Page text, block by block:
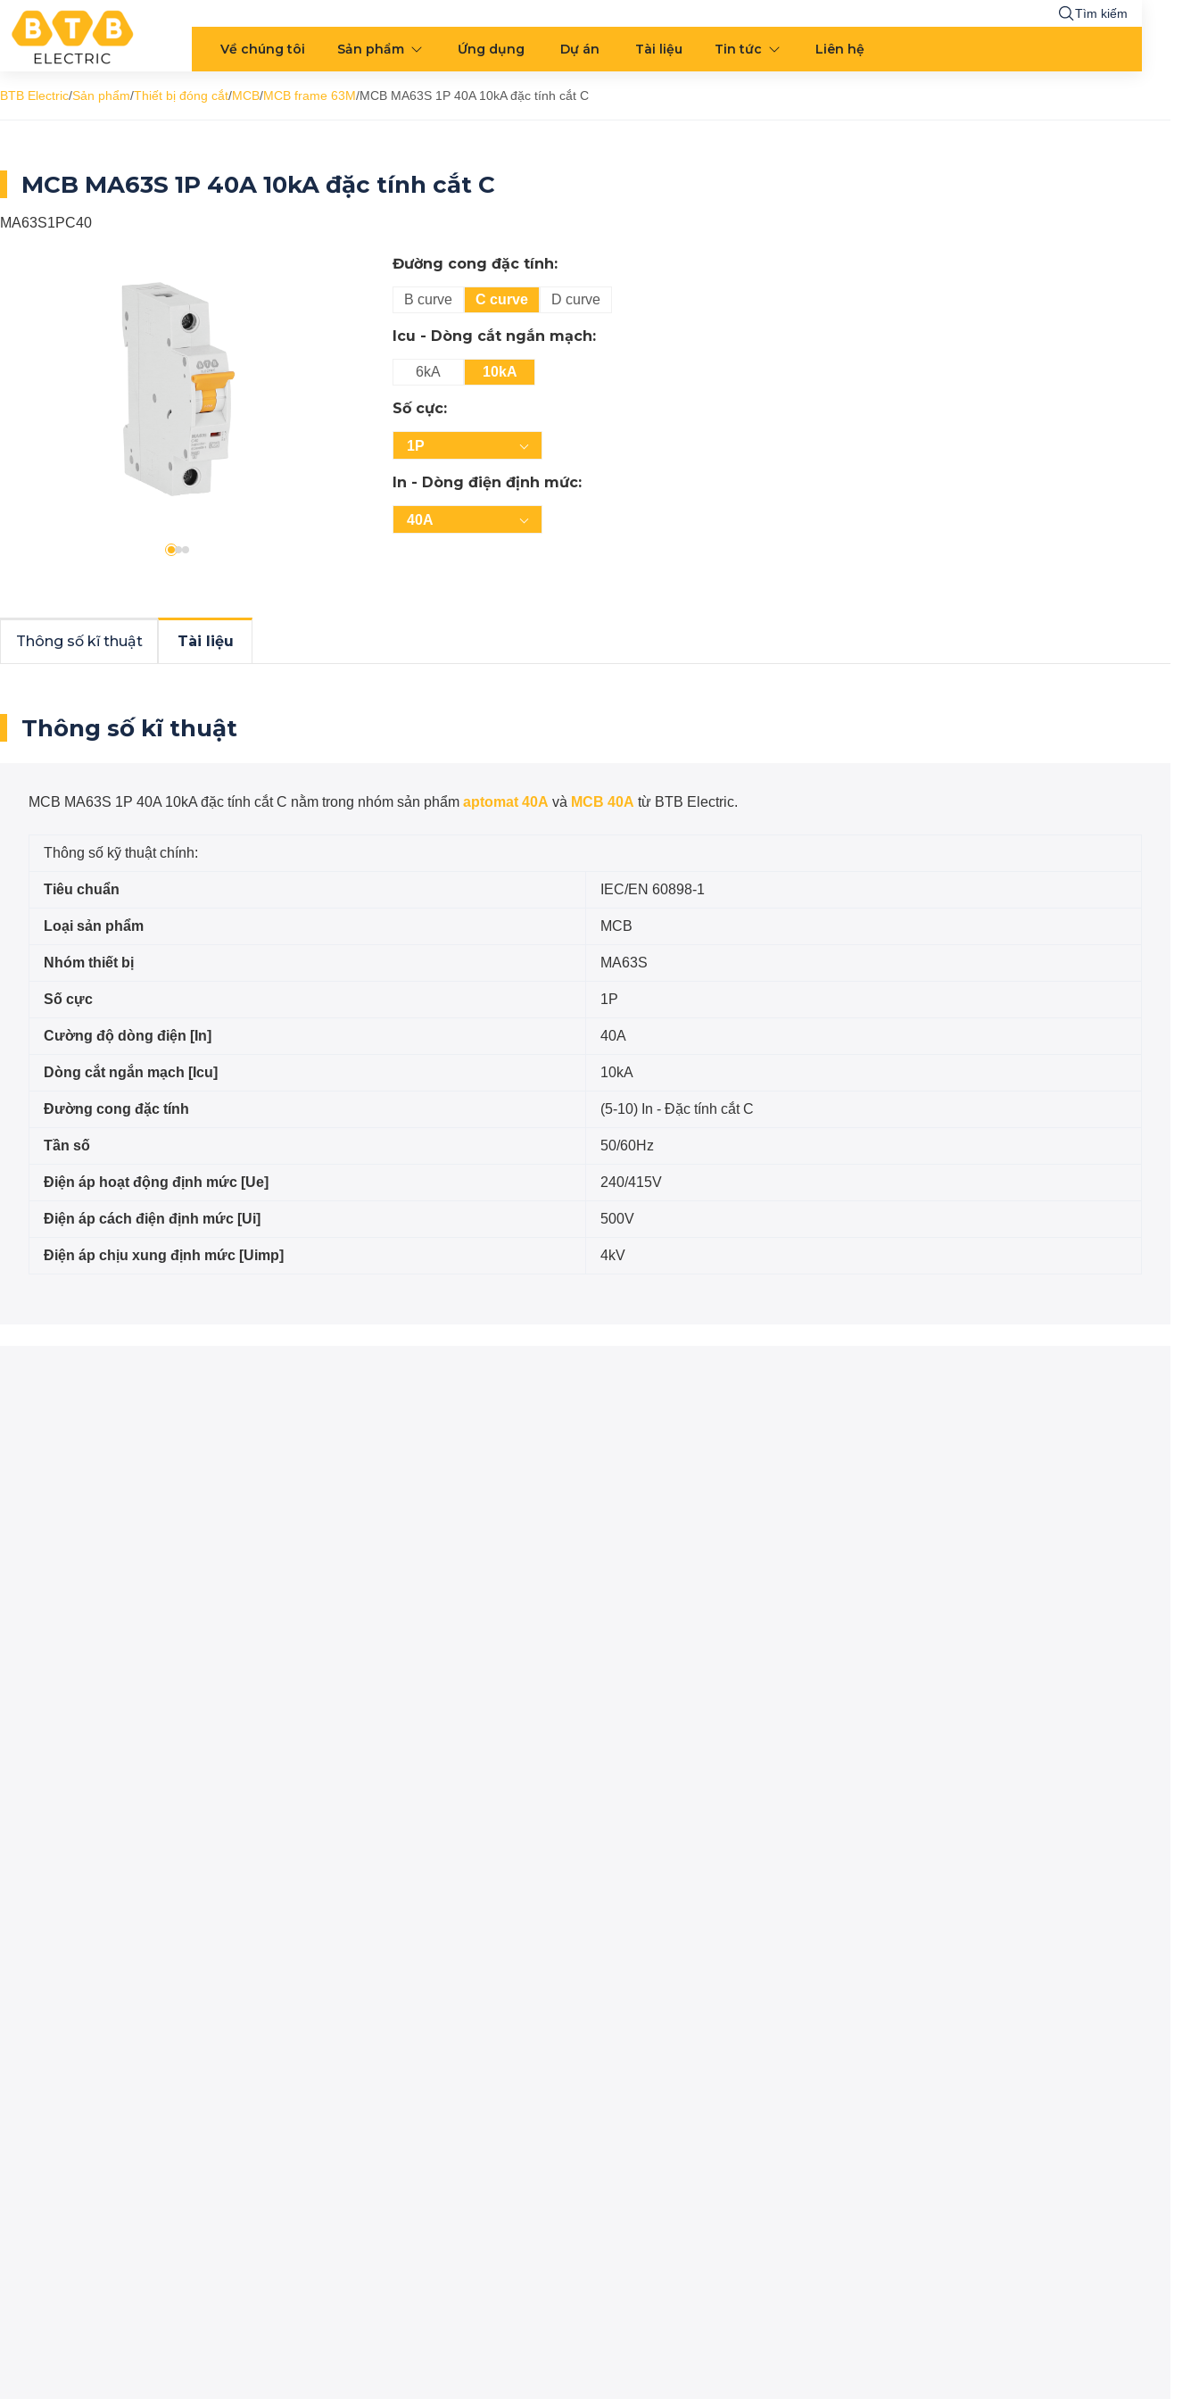
Tìm kiếm
Về chúng tôi Sản phẩm Ứng dụng Dự án Tài liệu Tin tức Liên hệ
BTB Electric/Sản phẩm/Thiết bị đóng cắt/MCB/MCB frame 63M/MCB MA63S 1P 40A 10kA đặc tính cắt C
MCB MA63S 1P 40A 10kA đặc tính cắt C
MA63S1PC40
Đường cong đặc tính:
B curve C curve D curve
Icu - Dòng cắt ngắn mạch:
6kA 10kA
Số cực:
1P
In - Dòng điện định mức:
40A
Thông số kĩ thuật Tài liệu
Thông số kĩ thuật
MCB MA63S 1P 40A 10kA đặc tính cắt C nằm trong nhóm sản phẩm aptomat 40A và MCB 40A từ BTB Electric.
Thông số kỹ thuật chính:
Tiêu chuẩn IEC/EN 60898-1
Loại sản phẩm MCB
Nhóm thiết bị MA63S
Số cực 1P
Cường độ dòng điện [In] 40A
Dòng cắt ngắn mạch [Icu] 10kA
Đường cong đặc tính (5-10) In - Đặc tính cắt C
Tần số 50/60Hz
Điện áp hoạt động định mức [Ue] 240/415V
Điện áp cách điện định mức [Ui] 500V
Điện áp chịu xung định mức [Uimp] 4kV